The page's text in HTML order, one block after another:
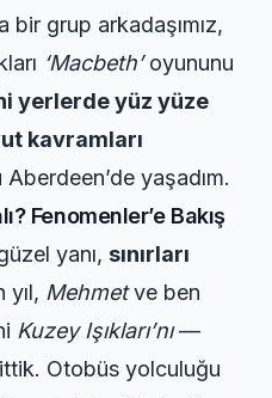
bir grup arkadaşımız,
‘Macbeth’oyununu
yerlerde yüz yüze
kavramları
yaşadım.
Fenomenler’e Bakış
yanı, sınırları
yıl, Mehmetve ben
Kuzey Işıkları’nı—
Otobüs yolculuğu